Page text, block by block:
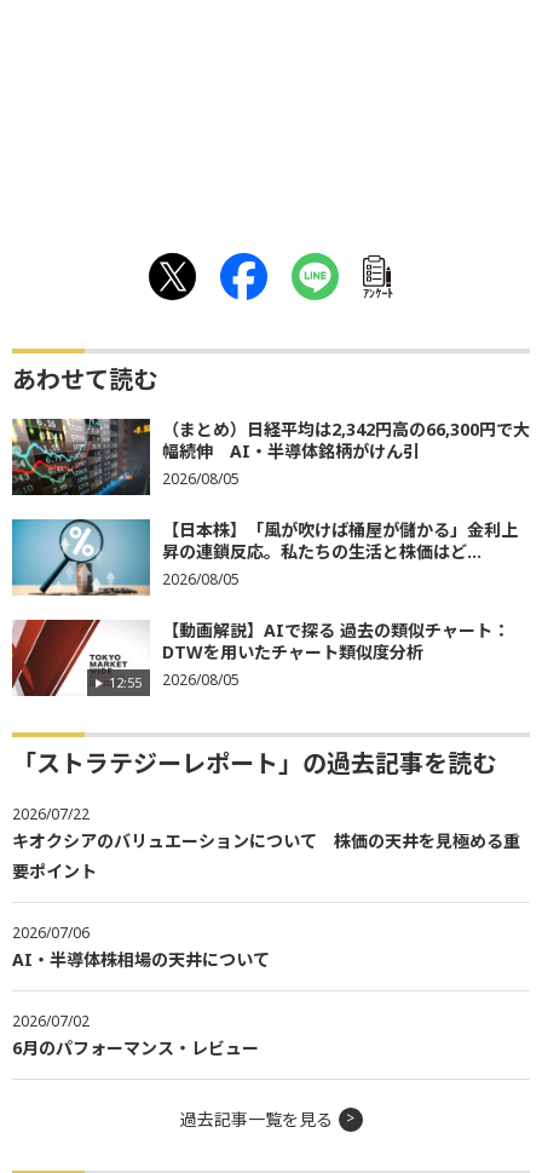
ｱﾝｹｰﾄ
あわせて読む
（まとめ）日経平均は2,342円高の66,300円で大
幅続伸 AI・半導体銘柄がけん引
2026/08/05
【日本株】「風が吹けば桶屋が儲かる」金利上
昇の連鎖反応。私たちの生活と株価はど...
2026/08/05
12:55
【動画解説】AIで探る 過去の類似チャート：
DTWを用いたチャート類似度分析
2026/08/05
「ストラテジーレポート」の過去記事を読む
2026/07/22
キオクシアのバリュエーションについて 株価の天井を見極める重
要ポイント
2026/07/06
AI・半導体株相場の天井について
2026/07/02
6月のパフォーマンス・レビュー
過去記事一覧を見る